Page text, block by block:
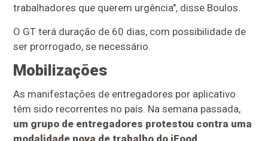
trabalhadores que querem urgência", disse Boulos.
O GT terá duração de 60 dias, com possibilidade de
ser prorrogado, se necessário.
Mobilizações
As manifestações de entregadores por aplicativo
têm sido recorrentes no país. Na semana passada,
um grupo de entregadores protestou contra uma